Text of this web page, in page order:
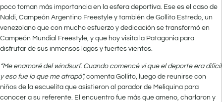
poco toman más importancia en la esfera deportiva. Ese es el caso de
Naldi, Campeón Argentino Freestyle y también de Gollito Estredo, un
venezolano que con mucho esfuerzo y dedicación se transformó en
Campeón Mundial Freestyle, y que hoy visita la Patagonia para
disfrutar de sus inmensos lagos y fuertes vientos.
“Me enamoré del windsurf. Cuando comencé vi que el deporte era difícil
y eso fue lo que me atrapó”,comenta Gollito, luego de reunirse con
niños de la escuelita que asistieron al parador de Meliquina para
conocer a su referente. El encuentro fue más que ameno, charlaron y